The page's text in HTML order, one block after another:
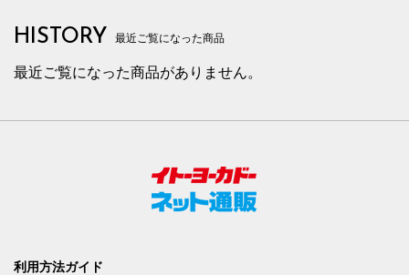
HISTORY 最近ご覧になった商品
最近ご覧になった商品がありません。
利用方法ガイド